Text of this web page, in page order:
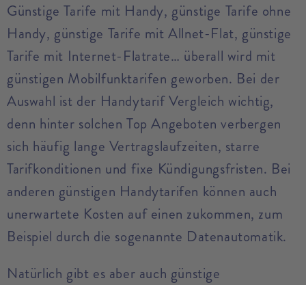
Günstige Tarife mit Handy, günstige Tarife ohne
Handy, günstige Tarife mit Allnet-Flat, günstige
Tarife mit Internet-Flatrate… überall wird mit
günstigen Mobilfunktarifen geworben. Bei der
Auswahl ist der Handytarif Vergleich wichtig,
denn hinter solchen Top Angeboten verbergen
sich häufig lange Vertragslaufzeiten, starre
Tarifkonditionen und fixe Kündigungsfristen. Bei
anderen günstigen Handytarifen können auch
unerwartete Kosten auf einen zukommen, zum
Beispiel durch die sogenannte Datenautomatik.
Natürlich gibt es aber auch günstige